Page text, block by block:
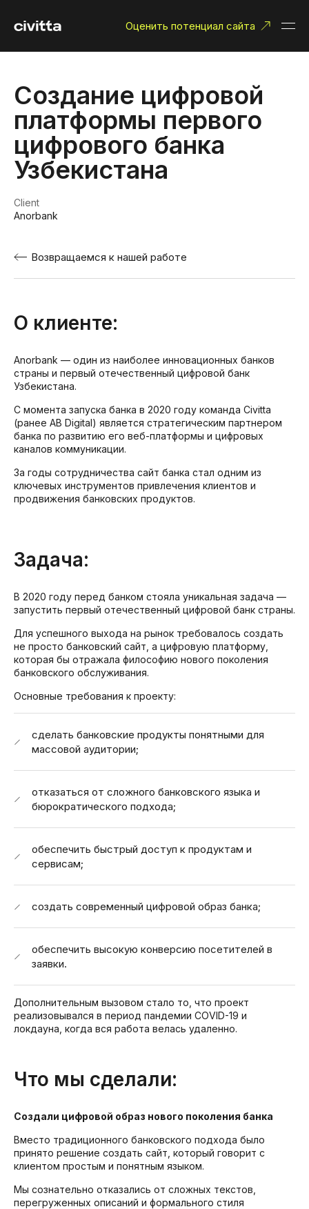
Оценить потенциал сайта
Создание цифровой
платформы первого
цифрового банка
Узбекистана
Client
Anorbank
Возвращаемся к нашей работе
О клиенте:
Anorbank — один из наиболее инновационных банков
страны и первый отечественный цифровой банк
Узбекистана.
С момента запуска банка в 2020 году команда Civitta
(ранее AB Digital) является стратегическим партнером
банка по развитию его веб-платформы и цифровых
каналов коммуникации.
За годы сотрудничества сайт банка стал одним из
ключевых инструментов привлечения клиентов и
продвижения банковских продуктов.
Задача:
В 2020 году перед банком стояла уникальная задача —
запустить первый отечественный цифровой банк страны.
Для успешного выхода на рынок требовалось создать
не просто банковский сайт, а цифровую платформу,
которая бы отражала философию нового поколения
банковского обслуживания.
Основные требования к проекту:
сделать банковские продукты понятными для
массовой аудитории;
отказаться от сложного банковского языка и
бюрократического подхода;
обеспечить быстрый доступ к продуктам и
сервисам;
создать современный цифровой образ банка;
обеспечить высокую конверсию посетителей в
заявки.
Дополнительным вызовом стало то, что проект
реализовывался в период пандемии COVID-19 и
локдауна, когда вся работа велась удаленно.
Что мы сделали:
Создали цифровой образ нового поколения банка
Вместо традиционного банковского подхода было
принято решение создать сайт, который говорит с
клиентом простым и понятным языком.
Мы сознательно отказались от сложных текстов,
перегруженных описаний и формального стиля